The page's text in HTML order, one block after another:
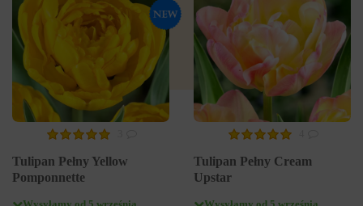
Tulipan Pełny Yellow
Pomponnette
Tulipan Pełny Cream
Upstar